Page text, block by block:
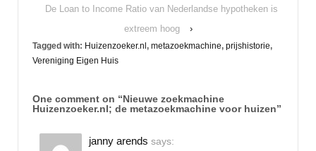
De Loan to Income Ratio van Nederlandse hypotheken is
extreem hoog
›
Tagged with: Huizenzoeker.nl , metazoekmachine, prijshistorie,
Vereniging Eigen Huis
One comment on “Nieuwe zoekmachine
Huizenzoeker.nl; de metazoekmachine voor huizen”
janny arends says: